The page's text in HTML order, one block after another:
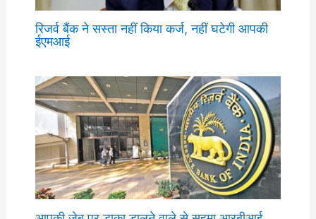
रिजर्व बैंक ने सस्ता नहीं किया कर्ज, नहीं घटेगी आपकी
ईएमआई